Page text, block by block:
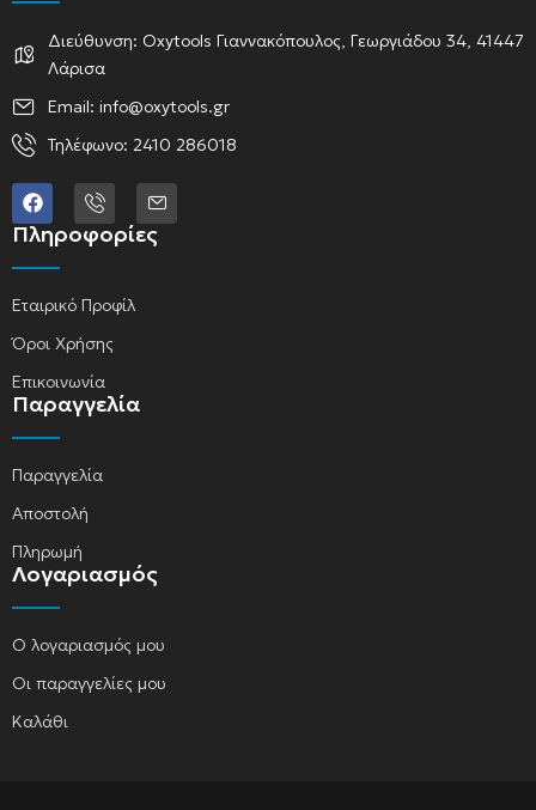
Διεύθυνση: Oxytools Γιαννακόπουλος, Γεωργιάδου 34, 41447
Λάρισα
Email: info@oxytools.gr
Τηλέφωνο: 2410 286018
Πληροφορίες
Εταιρικό Προφίλ
Όροι Χρήσης
Επικοινωνία
Παραγγελία
Παραγγελία
Αποστολή
Πληρωμή
Λογαριασμός
Ο λογαριασμός μου
Οι παραγγελίες μου
Καλάθι